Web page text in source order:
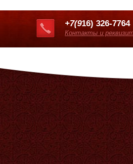
+7(916) 326-7764
Контакты и